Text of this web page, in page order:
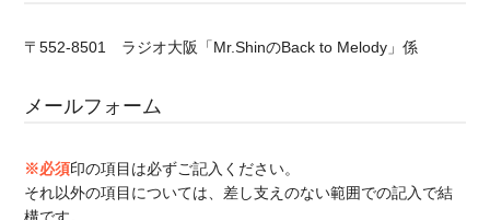
〒552-8501 ラジオ大阪「Mr.ShinのBack to Melody」係
メールフォーム
※必須印の項目は必ずご記入ください。
それ以外の項目については、差し支えのない範囲での記入で結